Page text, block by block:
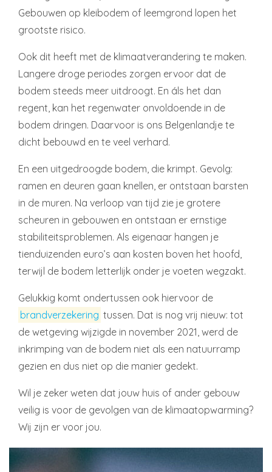
Gebouwen op kleibodem of leemgrond lopen het
grootste risico.
Ook dit heeft met de klimaatverandering te maken.
Langere droge periodes zorgen ervoor dat de
bodem steeds meer uitdroogt. En áls het dan
regent, kan het regenwater onvoldoende in de
bodem dringen. Daarvoor is ons Belgenlandje te
dicht bebouwd en te veel verhard.
En een uitgedroogde bodem, die krimpt. Gevolg:
ramen en deuren gaan knellen, er ontstaan barsten
in de muren. Na verloop van tijd zie je grotere
scheuren in gebouwen en ontstaan er ernstige
stabiliteitsproblemen. Als eigenaar hangen je
tienduizenden euro’s aan kosten boven het hoofd,
terwijl de bodem letterlijk onder je voeten wegzakt.
Gelukkig komt ondertussen ook hiervoor de
brandverzekering tussen. Dat is nog vrij nieuw: tot
de wetgeving wijzigde in november 2021, werd de
inkrimping van de bodem niet als een natuurramp
gezien en dus niet op die manier gedekt.
Wil je zeker weten dat jouw huis of ander gebouw
veilig is voor de gevolgen van de klimaatopwarming?
Wij zijn er voor jou.